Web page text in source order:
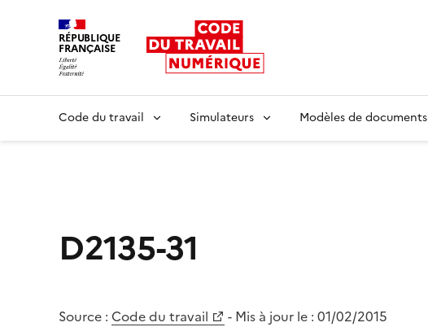
RÉPUBLIQUE
FRANÇAISE
Code du travail Simulateurs Modèles de documents
D2135-31
Source : Code du travail - Mis à jour le : 01/02/2015